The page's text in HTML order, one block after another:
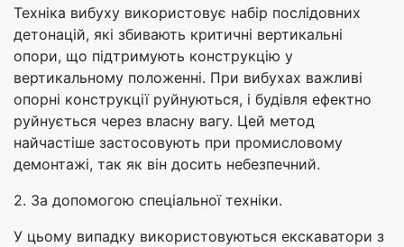
Техніка вибуху використовує набір послідовних
детонацій, які збивають критичні вертикальні
опори, що підтримують конструкцію у
вертикальному положенні. При вибухах важливі
опорні конструкції руйнуються, і будівля ефектно
руйнується через власну вагу. Цей метод
найчастіше застосовують при промисловому
демонтажі, так як він досить небезпечний.
2. За допомогою спеціальної техніки.
У цьому випадку використовуються екскаватори з